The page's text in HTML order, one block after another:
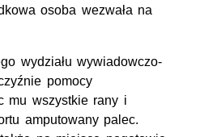
osoba wezwała na
wydziału wywiadowczo-
pomocy
mu wszystkie rany i
amputowany palec.